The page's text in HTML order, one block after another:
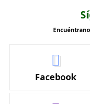
Facebook